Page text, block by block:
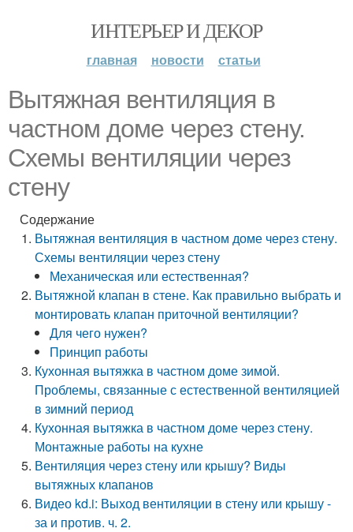
ИНТЕРЬЕР И ДЕКОР
главная новости статьи
Вытяжная вентиляция в
частном доме через стену.
Схемы вентиляции через
стену
Содержание
Вытяжная вентиляция в частном доме через стену.
Схемы вентиляции через стену
Механическая или естественная?
Вытяжной клапан в стене. Как правильно выбрать и
монтировать клапан приточной вентиляции?
Для чего нужен?
Принцип работы
Кухонная вытяжка в частном доме зимой.
Проблемы, связанные с естественной вентиляцией
в зимний период
Кухонная вытяжка в частном доме через стену.
Монтажные работы на кухне
Вентиляция через стену или крышу? Виды
вытяжных клапанов
Видео kd.i: Выход вентиляции в стену или крышу -
за и против. ч. 2.